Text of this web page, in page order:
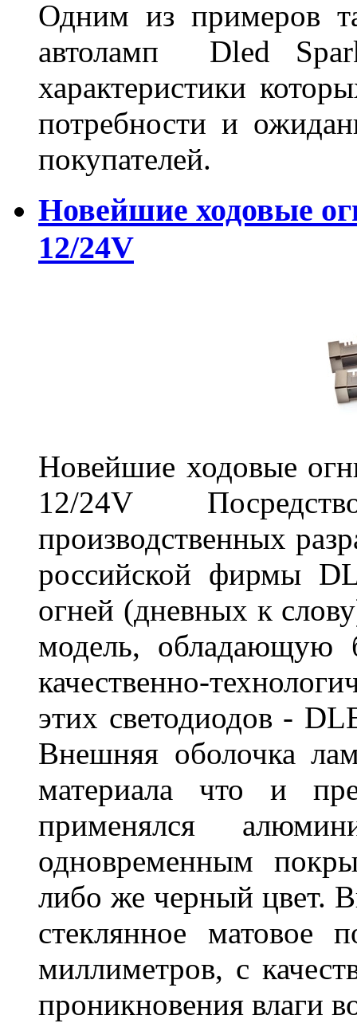
Одним из примеров
автоламп Dled
характеристики
потребности и
покупателей.
Новейшие ходовые
12/24V
Новейшие ходовые
12/24V
производственных
российской фирмы
огней (дневных к
модель,
качественно-
этих светодиодов -
Внешняя оболочка
материала что и
применялся
одновременным
либо же черный цвет.
стеклянное матовое
миллиметров, с
проникновения влаги